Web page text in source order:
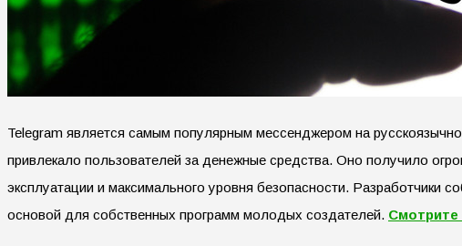
Telegram является самым популярным мессенджером на
привлекало пользователей за денежные средства. Оно получило
эксплуатации и максимального уровня безопасности.
основой для собственных программ молодых создателей. Смотрите